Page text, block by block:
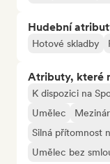
Hudební
Hotové skladby
Atributy, které
K dispozici na
Umělec
Silná přítomnost
Umělec bez